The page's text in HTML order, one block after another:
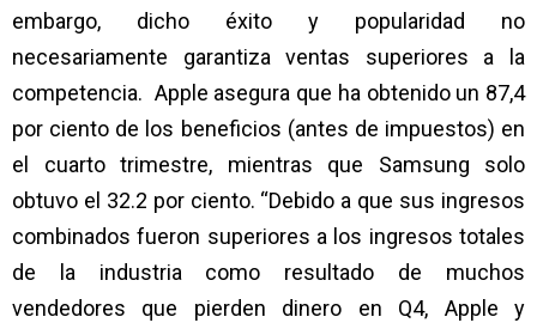
embargo, dicho éxito y popularidad no
necesariamente garantiza ventas superiores a la
competencia. Apple asegura que ha obtenido un 87,4
por ciento de los beneficios (antes de impuestos) en
el cuarto trimestre, mientras que Samsung solo
obtuvo el 32.2 por ciento. “Debido a que sus ingresos
combinados fueron superiores a los ingresos totales
de la industria como resultado de muchos
vendedores que pierden dinero en Q4, Apple y